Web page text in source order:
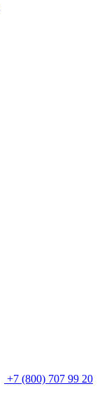
+7 (800) 707 99 20